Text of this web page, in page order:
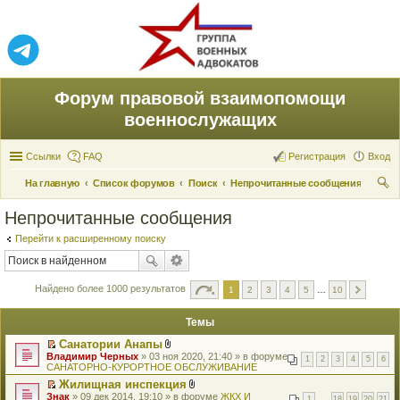
Форум правовой взаимопомощи
военнослужащих
Ссылки FAQ Вход
Регистрация
На главную Список форумов Поиск
Непрочитанные сообщения
Непрочитанные сообщения
Перейти к расширенному поиску
Найдено более 1000 результатов 1 2 3 4 5 10
Темы
П
е
р
е
й
Санатории Анапы
В
л
о
ж
е
1 2 3 4 5 6
Владимир Черных » 03 ноя 2020, 21:40 » в форуме
САНАТОРНО-КУРОРТНОЕ ОБСЛУЖИВАНИЕ
П
Жилищная инспекция
В
Знак » 09 дек 2014, 19:10 » в форуме ЖКХ И